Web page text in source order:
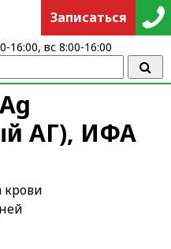
АГ), ИФА
крови
Записаться
16:00, вс 8:00-16:00